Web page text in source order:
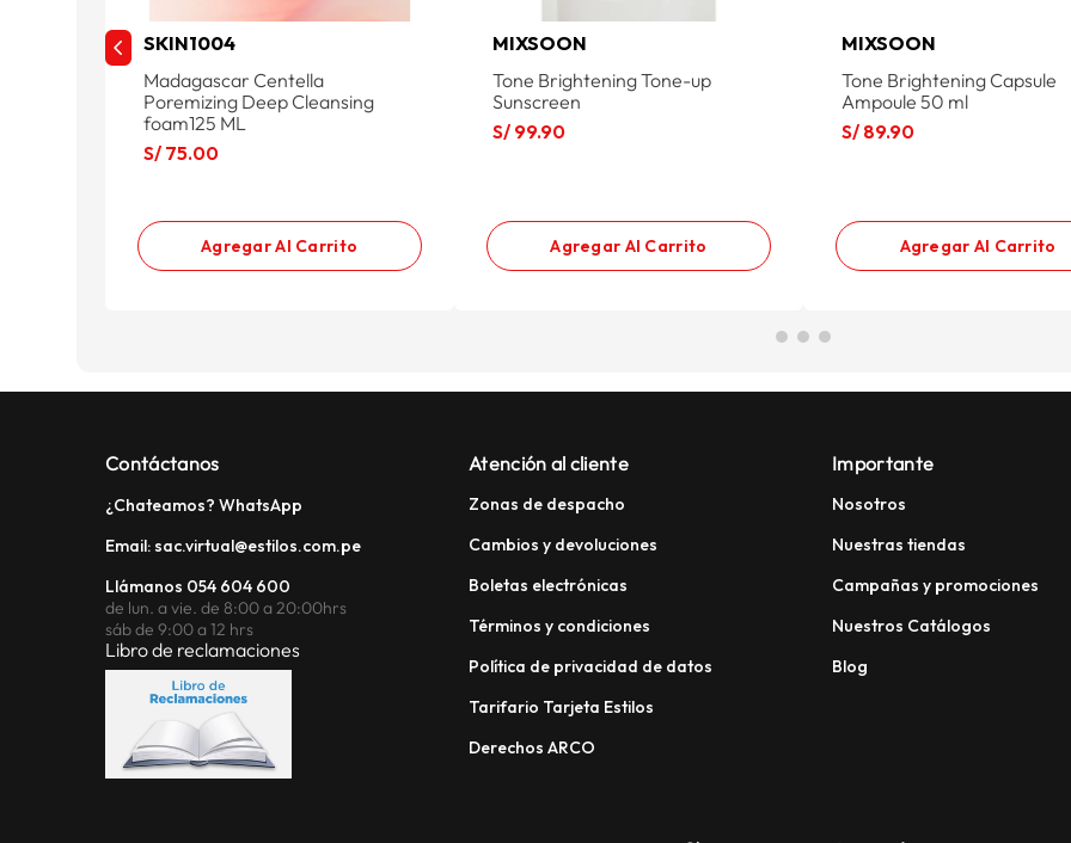
SKIN1004
Madagascar Centella
Poremizing Deep Cleansing
foam125 ML
S/ 75.00
Agregar Al Carrito
MIXSOON
Tone Brightening Tone-up
Sunscreen
S/ 99.90
Agregar Al Carrito
MIXSOON
Tone Brightening Capsule
Ampoule 50 ml
S/ 89.90
Agregar Al Carrito
Contáctanos
¿Chateamos? WhatsApp
Email: sac.virtual@estilos.com.pe
Llámanos 054 604 600
de lun. a vie. de 8:00 a 20:00hrs
sáb de 9:00 a 12 hrs
Libro de reclamaciones
Atención al cliente
Zonas de despacho
Cambios y devoluciones
Boletas electrónicas
Términos y condiciones
Política de privacidad de datos
Tarifario Tarjeta Estilos
Derechos ARCO
Importante
Nosotros
Nuestras tiendas
Campañas y promociones
Nuestros Catálogos
Blog